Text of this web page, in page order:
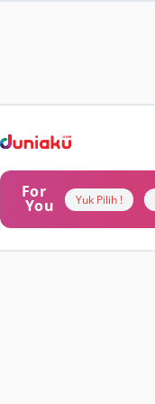
For
You Yuk Pilih !